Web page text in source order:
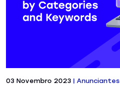
03 Novembro 2023 | Anunciantes